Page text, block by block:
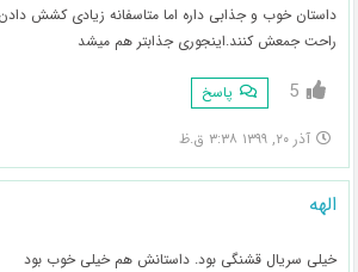
راحت جمعش کنند.اینجوری جذابتر هم میشد
5 پاسخ
آذر ۲۰, ۱۳۹۹ ۳:۳۸ ق.ظ
الهه
خیلی سریال قشنگی بود. داستانش هم خیلی خوب بود